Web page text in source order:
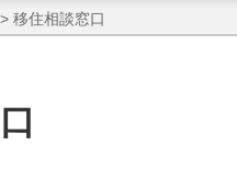
> 移住相談窓口